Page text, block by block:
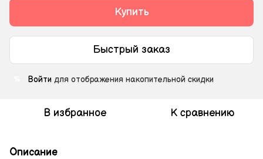
Купить
Быстрый заказ
Войти для отображения накопительной скидки
В избранное К сравнению
Описание